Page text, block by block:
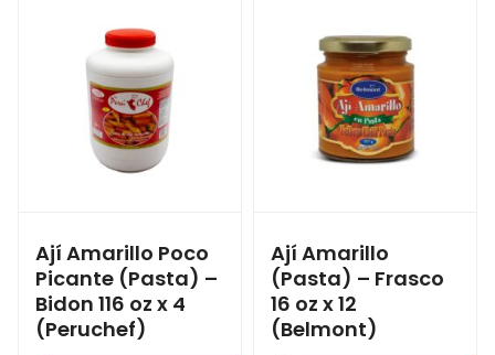
Ají Amarillo Poco
Picante (Pasta) –
Bidon 116 oz x 4
(Peruchef)
Ají Amarillo
(Pasta) – Frasco
16 oz x 12
(Belmont)